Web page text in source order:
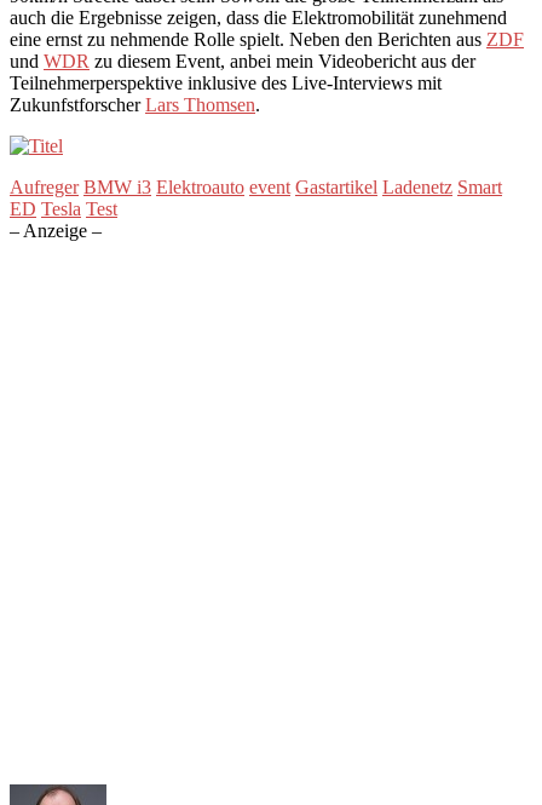
auch die Ergebnisse zeigen, dass die Elektromobilität zunehmend
eine ernst zu nehmende Rolle spielt. Neben den Berichten aus ZDF
und WDR zu diesem Event, anbei mein Videobericht aus der
Teilnehmerperspektive inklusive des Live-Interviews mit
ZukunfstforscherLars Thomsen.
Aufreger BMW i3 Elektroauto event Gastartikel Ladenetz Smart
ED Tesla Test
– Anzeige –